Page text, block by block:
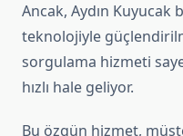
Ancak, Aydın
teknolojiyle
sorgulama hizmeti
hızlı hale geliyor.
Bu özgün hizmet,